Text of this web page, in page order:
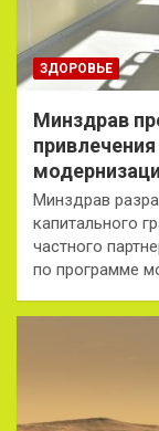
ЗДОРОВЬЕ
Минздрав
Минздрав
капитального
частного
по программе